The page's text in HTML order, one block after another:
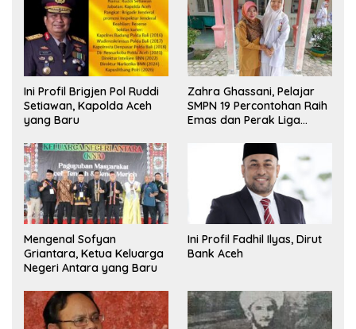
Ini Profil Brigjen Pol Ruddi
Setiawan, Kapolda Aceh
yang Baru
Zahra Ghassani, Pelajar
SMPN 19 Percontohan Raih
Emas dan Perak Liga
Mengenal Sofyan
Griantara, Ketua Keluarga
Negeri Antara yang Baru
Ini Profil Fadhil Ilyas, Dirut
Bank Aceh